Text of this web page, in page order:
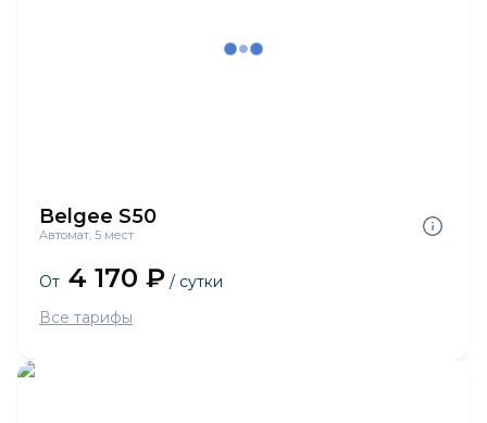
Belgee S50
Автомат, 5 мест
От 4 170 ₽ / сутки
Все тарифы